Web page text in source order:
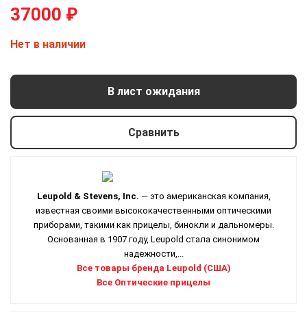
37000 ₽
Нет в наличии
В лист ожидания
Сравнить
Leupold & Stevens, Inc. — это американская компания,
известная своими высококачественными оптическими
приборами, такими как прицелы, бинокли и дальномеры.
Основанная в 1907 году, Leupold стала синонимом
надежности,...
Все товары бренда Leupold (США)
Все Оптические прицелы